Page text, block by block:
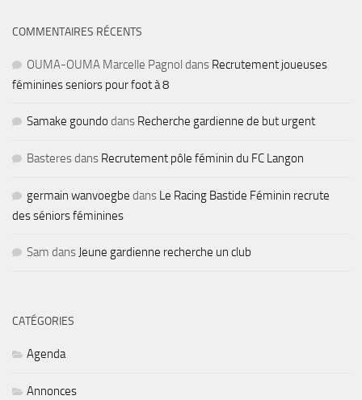
COMMENTAIRES RÉCENTS
OUMA-OUMA Marcelle Pagnol dans Recrutement joueuses
féminines seniors pour foot à 8
Samake goundo dans Recherche gardienne de but urgent
Basteresdans Recrutement pôle féminin du FC Langon
germain wanvoegbe dans Le Racing Bastide Féminin recrute
des séniors féminines
Sam dans Jeune gardienne recherche un club
CATÉGORIES
Agenda
Annonces